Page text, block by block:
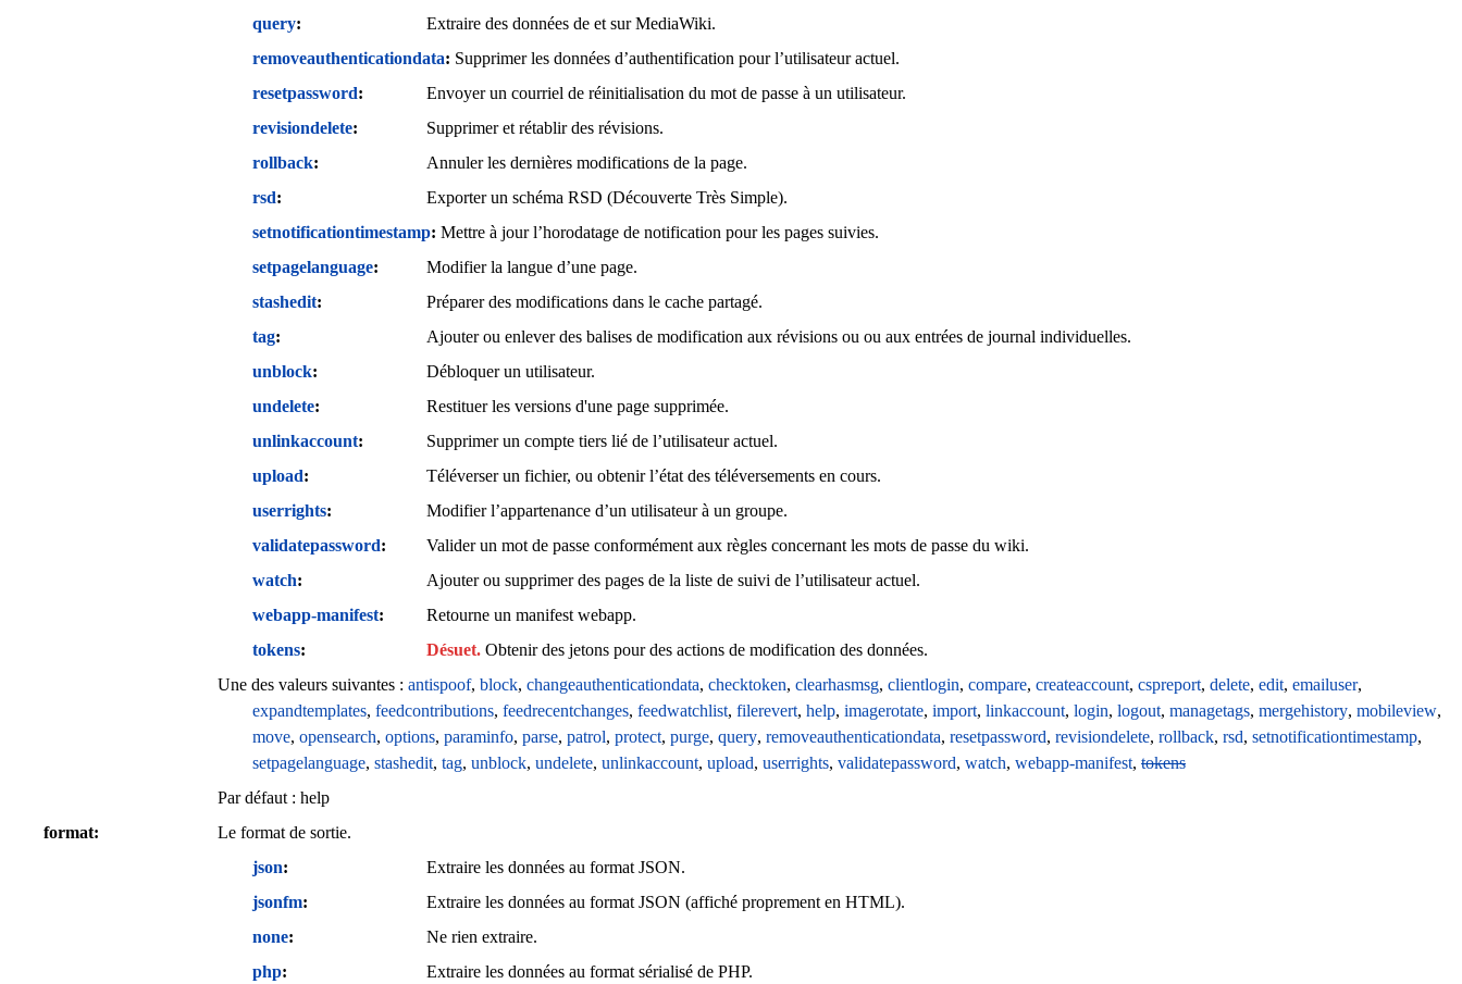
query
Extraire des données de et sur MediaWiki.
removeauthenticationdata Supprimer les données d’authentification pour l’utilisateur actuel.
resetpassword
Envoyer un courriel de réinitialisation du mot de passe à un utilisateur.
revisiondelete
Supprimer et rétablir des révisions.
rollback
Annuler les dernières modifications de la page.
rsd
Exporter un schéma RSD (Découverte Très Simple).
setnotificationtimestamp Mettre à jour l’horodatage de notification pour les pages suivies.
setpagelanguage
Modifier la langue d’une page.
stashedit
Préparer des modifications dans le cache partagé.
tag
Ajouter ou enlever des balises de modification aux révisions ou ou aux entrées de journal individuelles.
unblock
Débloquer un utilisateur.
undelete
Restituer les versions d'une page supprimée.
unlinkaccount
Supprimer un compte tiers lié de l’utilisateur actuel.
upload
Téléverser un fichier, ou obtenir l’état des téléversements en cours.
userrights
Modifier l’appartenance d’un utilisateur à un groupe.
validatepassword
Valider un mot de passe conformément aux règles concernant les mots de passe du wiki.
watch
Ajouter ou supprimer des pages de la liste de suivi de l’utilisateur actuel.
webapp-manifest
Retourne un manifest webapp.
tokens
Désuet. Obtenir des jetons pour des actions de modification des données.
Une des valeurs suivantes : antispoof, block, changeauthenticationdata, checktoken, clearhasmsg, clientlogin, compare, createaccount, cspreport, delete, edit, emailuser,
expandtemplates, feedcontributions, feedrecentchanges, feedwatchlist, filerevert, help, imagerotate, import, linkaccount, login, logout, managetags, mergehistory, mobileview,
move, opensearch, options, paraminfo, parse, patrol, protect, purge, query, removeauthenticationdata, resetpassword, revisiondelete, rollback, rsd, setnotificationtimestamp,
setpagelanguage, stashedit, tag, unblock, undelete, unlinkaccount, upload, userrights, validatepassword, watch, webapp-manifest, tokens
Par défaut : help
format
Le format de sortie.
json
Extraire les données au format JSON.
jsonfm
Extraire les données au format JSON (affiché proprement en HTML).
none
Ne rien extraire.
php
Extraire les données au format sérialisé de PHP.